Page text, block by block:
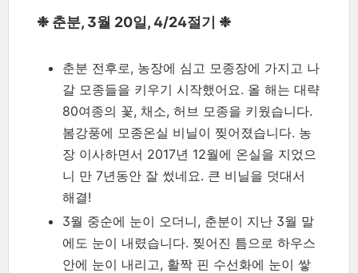
❉ 춘분, 3월 20일, 4/24절기 ❉
춘분 전후로, 농장에 심고 모종장에 가지고 나
갈 모종들을 키우기 시작했어요. 올 해는 대략
80여종의 꽃, 채소, 허브 모종을 키웠습니다.
봄강풍에 모종온실 비닐이 찢어졌습니다. 농
장 이사하면서 2017년 12월에 온실을 지었으
니 만 7년동안 잘 썼네요. 큰 비닐을 덧대서
해결!
3월 중순에 눈이 오더니, 춘분이 지난 3월 말
에도 눈이 내렸습니다. 찢어진 틈으로 하우스
안에 눈이 내리고, 활짝 핀 수선화에 눈이 쌓